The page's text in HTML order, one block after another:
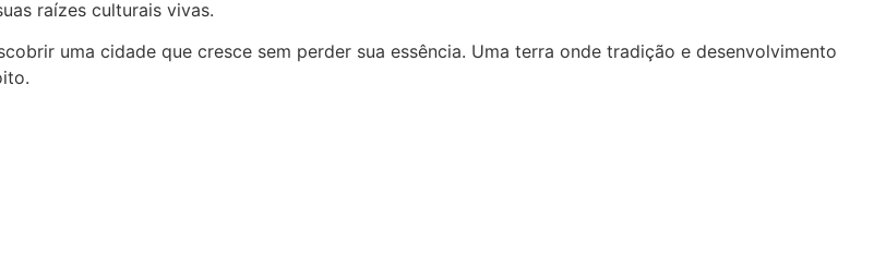
raízes culturais vivas.
uma cidade que cresce sem perder sua essência. Uma terra onde tradição e desenvolvimento